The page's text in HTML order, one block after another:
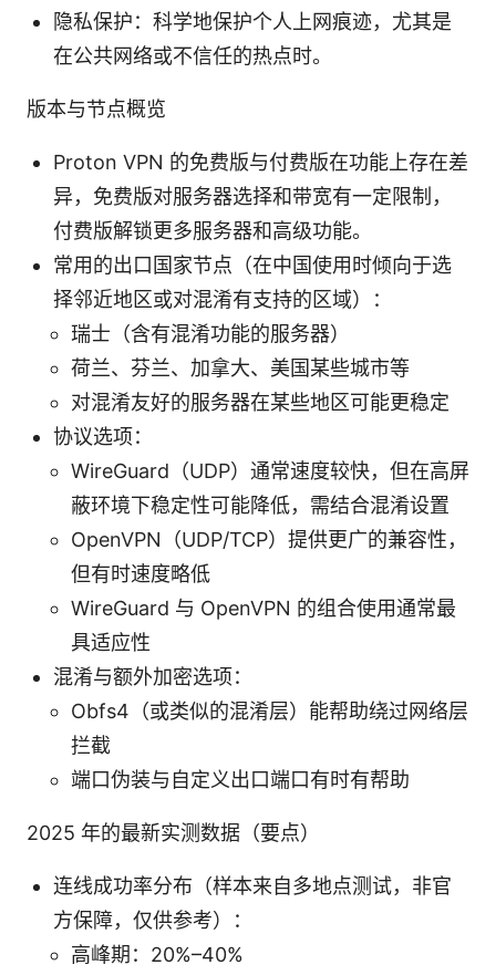
隐私保护：科学地保护个人上网痕迹，尤其是
在公共网络或不信任的热点时。
版本与节点概览
Proton VPN 的免费版与付费版在功能上存在差
异，免费版对服务器选择和带宽有一定限制，
付费版解锁更多服务器和高级功能。
常用的出口国家节点（在中国使用时倾向于选
择邻近地区或对混淆有支持的区域）：
瑞士（含有混淆功能的服务器）
荷兰、芬兰、加拿大、美国某些城市等
对混淆友好的服务器在某些地区可能更稳定
协议选项：
WireGuard（UDP）通常速度较快，但在高屏
蔽环境下稳定性可能降低，需结合混淆设置
OpenVPN（UDP/TCP）提供更广的兼容性，
但有时速度略低
WireGuard 与 OpenVPN 的组合使用通常最
具适应性
混淆与额外加密选项：
Obfs4（或类似的混淆层）能帮助绕过网络层
拦截
端口伪装与自定义出口端口有时有帮助
2025 年的最新实测数据（要点）
连线成功率分布（样本来自多地点测试，非官
方保障，仅供参考）：
高峰期：20%–40%